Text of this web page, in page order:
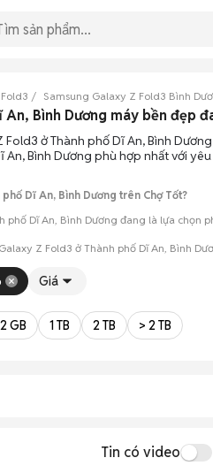
Samsung Galaxy Z Fold3 Bình
An, Bình Dương máy bền đẹp
Fold3 ở Thành phố Dĩ An, Bình
Bình Dương phù hợp nhất với yêu
Dĩ An, Bình Dương trên Chợ Tốt?
phố Dĩ An, Bình Dương đang là lựa
Galaxy Z Fold3 ở Thành phố Dĩ An, Bình
mua đánh giá chính xác hiệu
thuận giá cả và địa điểm giao
Giá
GB 1 TB 2 TB > 2 TB
Tin có video